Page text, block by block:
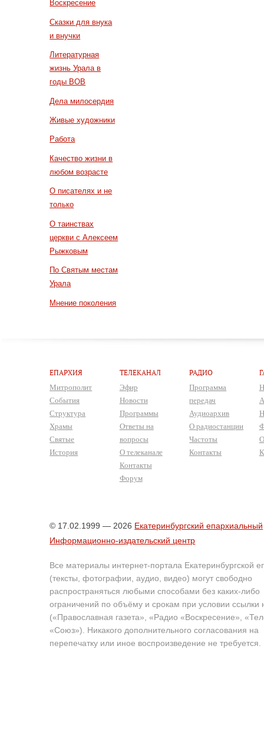
Воскресение
Сказки для внука
и внучки
Литературная
жизнь Урала в
годы ВОВ
Дела милосердия
Живые художники
Работа
Качество жизни в
любом возрасте
О писателях и не
только
О таинствах
церкви с Алексеем
Рыжковым
По Святым местам
Урала
Мнение поколения
ЕПАРХИЯ
Митрополит
События
Структура
Храмы
Святые
История
ТЕЛЕКАНАЛ
Эфир
Новости
Программы
Ответы на
вопросы
О телеканале
Контакты
Форум
РАДИО
Программа
передач
Аудиоархив
О радиостанции
Частоты
Контакты
© 17.02.1999 — 2026 Екатеринбургский епархиальный
Информационно-издательский центр
Все материалы интернет-портала Екатеринбургской
(тексты, фотографии, аудио, видео) могут свободно
распространяться любыми способами без каких-либо
ограничений по объёму и срокам при условии ссылки
(«Православная газета», «Радио «Воскресение»,
«Союз»). Никакого дополнительного согласования на
перепечатку или иное воспроизведение не требуется.